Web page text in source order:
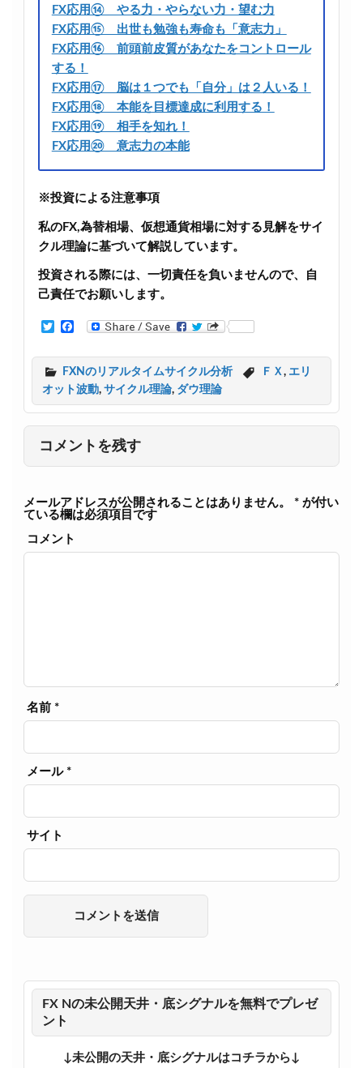
FX応用⑭ やる力・やらない力・望む力
FX応用⑮ 出世も勉強も寿命も「意志力」
FX応用⑯ 前頭前皮質があなたをコントロール
する！
FX応用⑰ 脳は１つでも「自分」は２人いる！
FX応用⑱ 本能を目標達成に利用する！
FX応用⑲ 相手を知れ！
FX応用⑳ 意志力の本能
※投資による注意事項
私のFX,為替相場、仮想通貨相場に対する見解をサイ
クル理論に基づいて解説しています。
投資される際には、一切責任を負いませんので、自
己責任でお願いします。
t
e
r
e
b
o
o
k
FXNのリアルタイムサイクル分析 ＦＸ, エリ
オット波動, サイクル理論, ダウ理論
コメントを残す
メールアドレスが公開されることはありません。 *が付い
ている欄は必須項目です
コメント
名前 *
メール *
サイト
FX Nの未公開天井・底シグナルを無料でプレゼ
ント
↓未公開の天井・底シグナルはコチラから↓